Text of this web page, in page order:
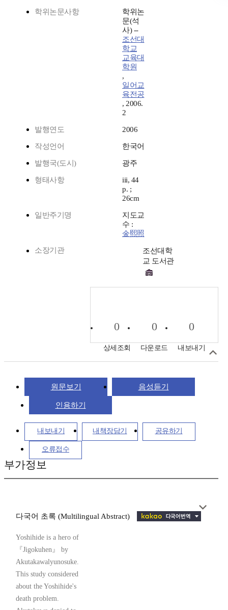
학위논문사항
학위논
문(석
사) --
조선대
학교
교육대
학원
,
일어교
육전공
, 2006.
2
발행연도 2006
작성언어 한국어
발행국(도시) 광주
형태사항
iii, 44
p. ;
26cm
일반주기명
지도교
수 :
金熙照
소장기관
조선대학
교 도서관
0
상세조회
0
다운로드
0
내보내기
원문보기 음성듣기
인용하기
내보내기 내책장담기 공유하기
오류접수
부가정보
다국어 초록 (Multilingual Abstract)
Yoshihide is a hero of
『Jigokuhen』 by
Akutakawalyunosuke.
This study considered
about the Yoshihide's
death problem.